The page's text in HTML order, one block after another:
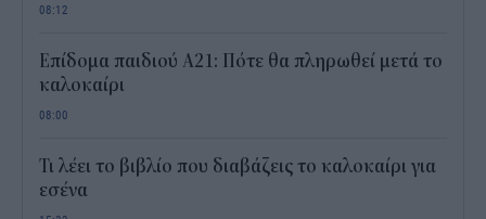
08:12
Επίδομα παιδιού Α21: Πότε θα πληρωθεί μετά το
καλοκαίρι
08:00
Τι λέει το βιβλίο που διαβάζεις το καλοκαίρι για
εσένα